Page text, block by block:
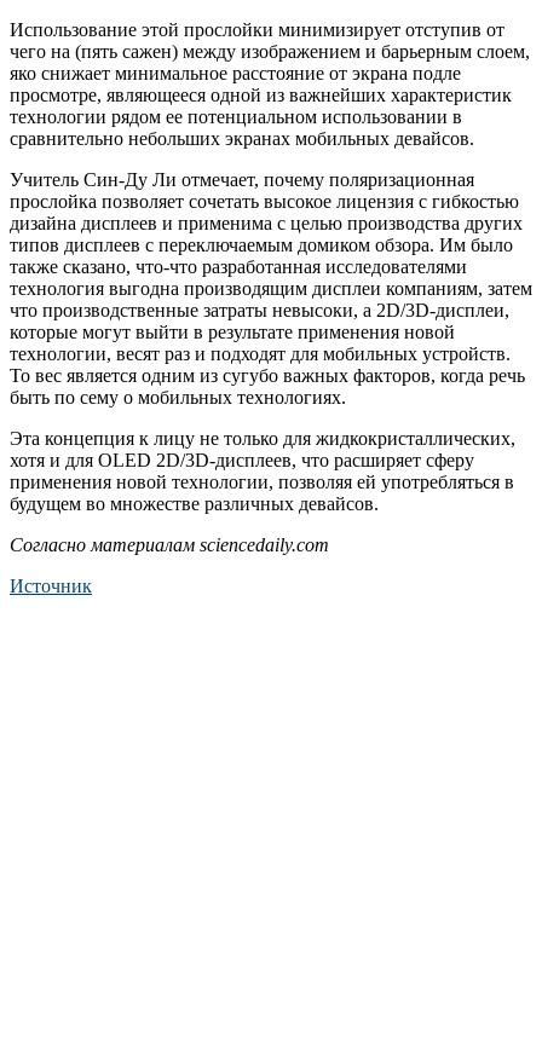
Использование этой прослойки минимизирует отступив от
чего на (пять сажен) между изображением и барьерным слоем,
яко снижает минимальное расстояние от экрана подле
просмотре, являющееся одной из важнейших характеристик
технологии рядом ее потенциальном использовании в
сравнительно небольших экранах мобильных девайсов.
Учитель Син-Ду Ли отмечает, почему поляризационная
прослойка позволяет сочетать высокое лицензия с гибкостью
дизайна дисплеев и применима с целью производства других
типов дисплеев с переключаемым домиком обзора. Им было
также сказано, что-что разработанная исследователями
технология выгодна производящим дисплеи компаниям, затем
что производственные затраты невысоки, а 2D/3D-дисплеи,
которые могут выйти в результате применения новой
технологии, весят раз и подходят для мобильных устройств.
То вес является одним из сугубо важных факторов, когда речь
быть по сему о мобильных технологиях.
Эта концепция к лицу не только для жидкокристаллических,
хотя и для OLED 2D/3D-дисплеев, что расширяет сферу
применения новой технологии, позволяя ей употребляться в
будущем во множестве различных девайсов.
Согласно материалам sciencedaily.com
Источник